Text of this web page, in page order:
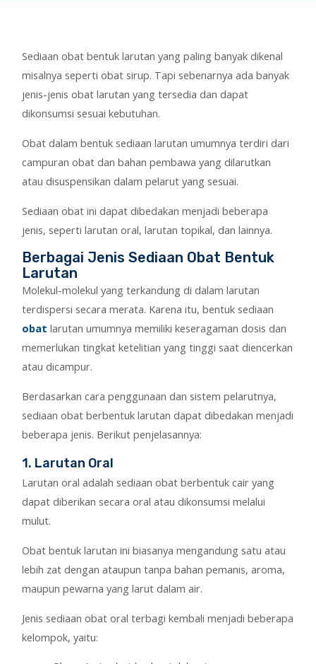
Sediaan obat bentuk larutan yang paling banyak dikenal
misalnya seperti obat sirup. Tapi sebenarnya ada banyak
jenis-jenis obat larutan yang tersedia dan dapat
dikonsumsi sesuai kebutuhan.
Obat dalam bentuk sediaan larutan umumnya terdiri dari
campuran obat dan bahan pembawa yang dilarutkan
atau disuspensikan dalam pelarut yang sesuai.
Sediaan obat ini dapat dibedakan menjadi beberapa
jenis, seperti larutan oral, larutan topikal, dan lainnya.
Berbagai Jenis Sediaan Obat Bentuk
Larutan
Molekul-molekul yang terkandung di dalam larutan
terdispersi secara merata. Karena itu, bentuk sediaan
obat larutan umumnya memiliki keseragaman dosis dan
memerlukan tingkat ketelitian yang tinggi saat diencerkan
atau dicampur.
Berdasarkan cara penggunaan dan sistem pelarutnya,
sediaan obat berbentuk larutan dapat dibedakan menjadi
beberapa jenis. Berikut penjelasannya:
1. Larutan Oral
Larutan oral adalah sediaan obat berbentuk cair yang
dapat diberikan secara oral atau dikonsumsi melalui
mulut.
Obat bentuk larutan ini biasanya mengandung satu atau
lebih zat dengan ataupun tanpa bahan pemanis, aroma,
maupun pewarna yang larut dalam air.
Jenis sediaan obat oral terbagi kembali menjadi beberapa
kelompok, yaitu: